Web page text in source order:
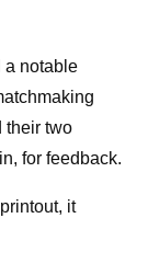
a notable
their two
for feedback.
it